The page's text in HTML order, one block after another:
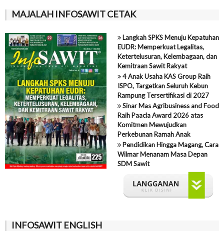
MAJALAH INFOSAWIT CETAK
Langkah SPKS Menuju Kepatuhan
EUDR: Memperkuat Legalitas,
Ketertelusuran, Kelembagaan, dan
Kemitraan Sawit Rakyat
4 Anak Usaha KAS Group Raih
ISPO, Targetkan Seluruh Kebun
Rampung Tersertifikasi di 2027
Sinar Mas Agribusiness and Food
Raih Paacla Award 2026 atas
Komitmen Mewujudkan
Perkebunan Ramah Anak
Pendidikan Hingga Magang, Cara
Wilmar Menanam Masa Depan
SDM Sawit
INFOSAWIT ENGLISH